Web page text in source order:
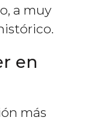
a muy
en
más